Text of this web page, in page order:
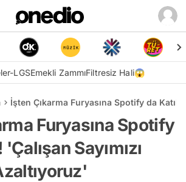
LGSEmekli ZammıFiltresiz Hali😱
İşten Çıkarma Furyasına Spotify da
Furyasına Spotify
'Çalışan Sayımızı